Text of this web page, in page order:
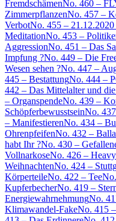
FremdschämenNo. 460 –
ZimmerpflanzenNo. 457 –
VerbotNo. 455 – 21.12.2020
MeditationNo. 453 –
AggressionNo. 451 – Das
Impfung ?No. 449 – Die
Wesen sehen ?No. 447 –
445 – BestattungNo. 444 –
442 – Das Mittelalter und die
– OrganspendeNo. 439 –
SchöpferbewusstseinNo.
– ManifestierenNo. 434 –
OhrenpfeifenNo. 432 –
habt Ihr ?No. 430 –
VollnarkoseNo. 426 –
WeihnachtenNo. 424 –
KörperteileNo. 422 – Tee
KupferbecherNo. 419 –
EnergiewahrnehmungNo.
Klimawandel-FakeNo. 415